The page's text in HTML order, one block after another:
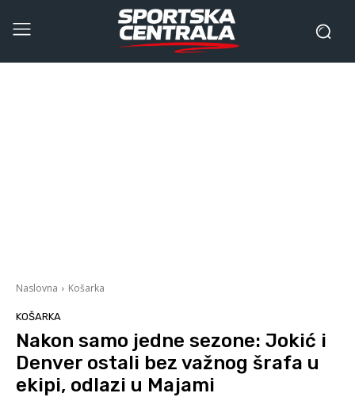
Naslovna Košarka
KOŠARKA
Nakon samo jedne sezone: Jokić i
Denver ostali bez važnog šrafa u
ekipi, odlazi u Majami